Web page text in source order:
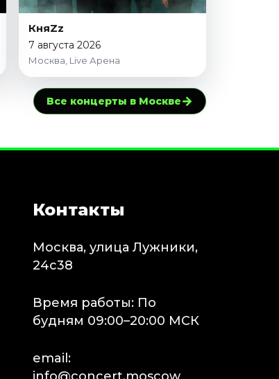
КняZz
7 августа 2026
Москва, Live Арена
Все концерты в Москве→
Контакты
Москва, улица Лужники,
24с38
Время работы: По
будням 09:00–20:00 МСК
email: